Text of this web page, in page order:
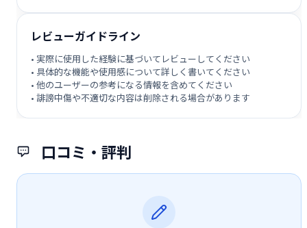
口コミ・評判
レビューガイドライン
• 実際に使用した経験に基づいてレビューしてください
• 具体的な機能や使用感について詳しく書いてください
• 他のユーザーの参考になる情報を含めてください
• 誹謗中傷や不適切な内容は削除される場合があります